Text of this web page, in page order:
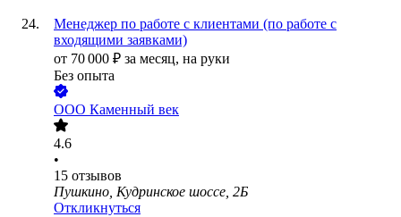
Менеджер по работе с клиентами (по работе с
входящими заявками)
от 70 000 ₽ за месяц, на руки
Без опыта
ООО Каменный век
4.6
•
15 отзывов
Пушкино, Кудринское шоссе, 2Б
Откликнуться